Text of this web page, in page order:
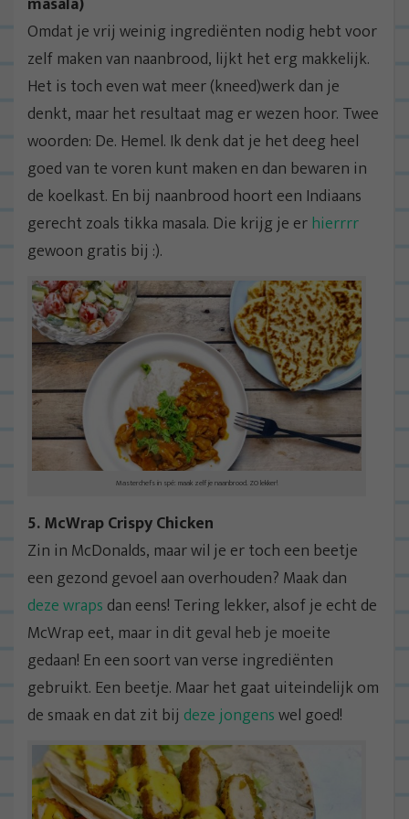
Omdat je vrij weinig ingrediënten nodig hebt voor
zelf maken van naanbrood, lijkt het erg makkelijk.
Het is toch even wat meer (kneed)werk dan je
denkt, maar het resultaat mag er wezen hoor. Twee
woorden: De. Hemel. Ik denk dat je het deeg heel
goed van te voren kunt maken en dan bewaren in
de koelkast. En bij naanbrood hoort een Indiaans
gerecht zoals tikka masala. Die krijg je erhierrrr
gewoon gratis bij :).
Masterchefs in spé: maak zelf je naanbrood. ZO lekker!
5. McWrap Crispy Chicken
Zin in McDonalds, maar wil je er toch een beetje
een gezond gevoel aan overhouden? Maak dan
deze wraps dan eens! Tering lekker, alsof je echt de
McWrap eet, maar in dit geval heb je moeite
gedaan! En een soort van verse ingrediënten
gebruikt. Een beetje. Maar het gaat uiteindelijk om
de smaak en dat zit bij deze jongenswel goed!